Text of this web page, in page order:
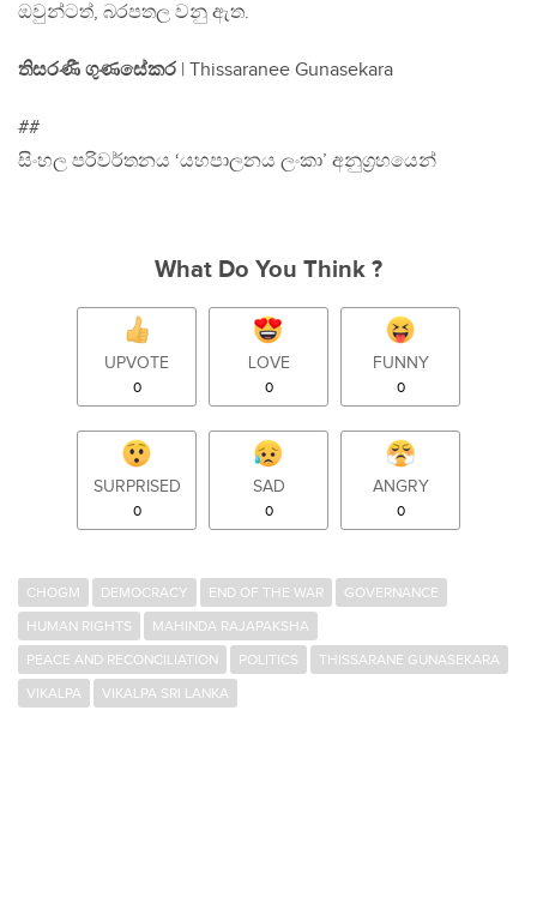
ඔවුන්ටත්, බරපතල වනු ඇත.
තිසරණී ගුණසේකර | Thissaranee Gunasekara
##
සිංහල පරිවර්තනය ‘යහපාලනය ලංකා’ අනුග‍්‍රහයෙන්
What Do You Think ?
UPVOTE
0
LOVE
0
FUNNY
0
SURPRISED
0
SAD
0
ANGRY
0
CHOGM DEMOCRACY END OF THE WAR
GOVERNANCE
HUMAN RIGHTS
MAHINDA RAJAPAKSHA
PEACE AND RECONCILIATION
POLITICS
THISSARANE GUNASEKARA
VIKALPA
VIKALPA SRI LANKA